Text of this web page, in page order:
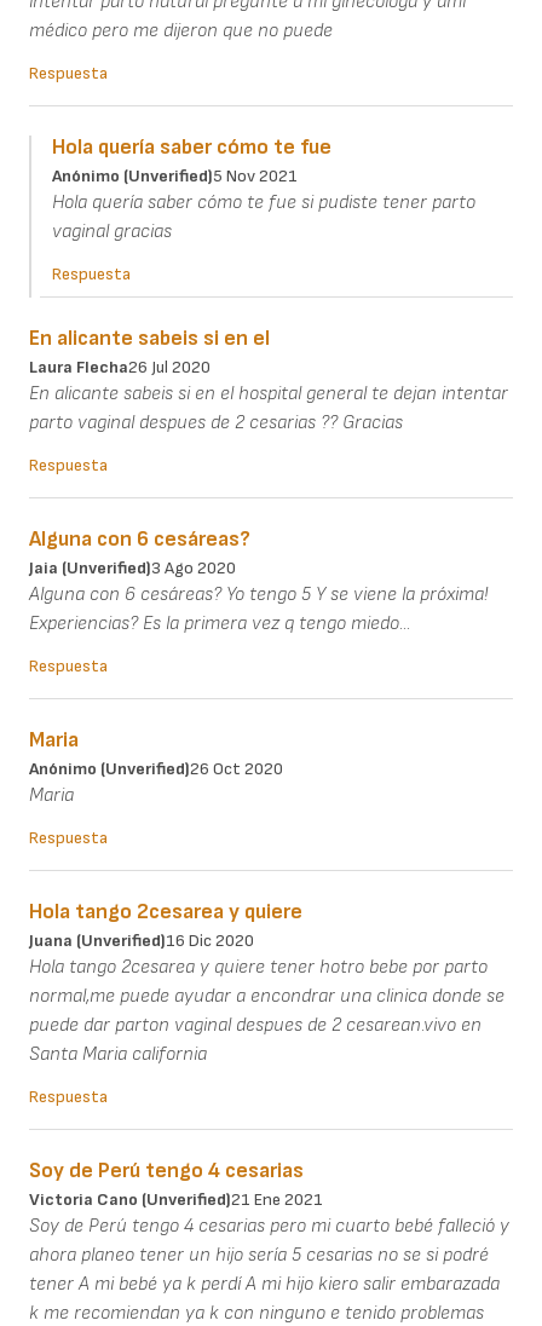
médico pero me dijeron que no puede
Respuesta
Hola quería saber cómo te fue
Anónimo (unverified)5 Nov 2021
Hola quería saber cómo te fue si pudiste tener parto
vaginal gracias
Respuesta
En alicante sabeis si en el
Laura Flecha26 Jul 2020
En alicante sabeis si en el hospital general te dejan intentar
parto vaginal despues de 2 cesarias ?? Gracias
Respuesta
Alguna con 6 cesáreas?
Jaia (unverified)3 Ago 2020
Alguna con 6 cesáreas? Yo tengo 5 Y se viene la próxima!
Experiencias? Es la primera vez q tengo miedo...
Respuesta
Maria
Anónimo (unverified)26 Oct 2020
Maria
Respuesta
Hola tango 2cesarea y quiere
Juana (unverified)16 Dic 2020
Hola tango 2cesarea y quiere tener hotro bebe por parto
normal,me puede ayudar a encondrar una clinica donde se
puede dar parton vaginal despues de 2 cesarean.vivo en
Santa Maria california
Respuesta
Soy de Perú tengo 4 cesarias
Victoria Cano (unverified)21 Ene 2021
Soy de Perú tengo 4 cesarias pero mi cuarto bebé falleció y
ahora planeo tener un hijo sería 5 cesarias no se si podré
tener A mi bebé ya k perdí A mi hijo kiero salir embarazada
k me recomiendan ya k con ninguno e tenido problemas